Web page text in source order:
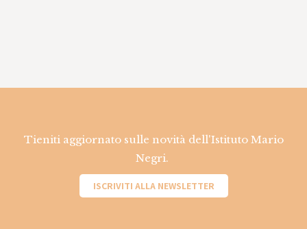
Tieniti aggiornato sulle novità dell'Istituto Mario
Negri.
ISCRIVITI ALLA NEWSLETTER